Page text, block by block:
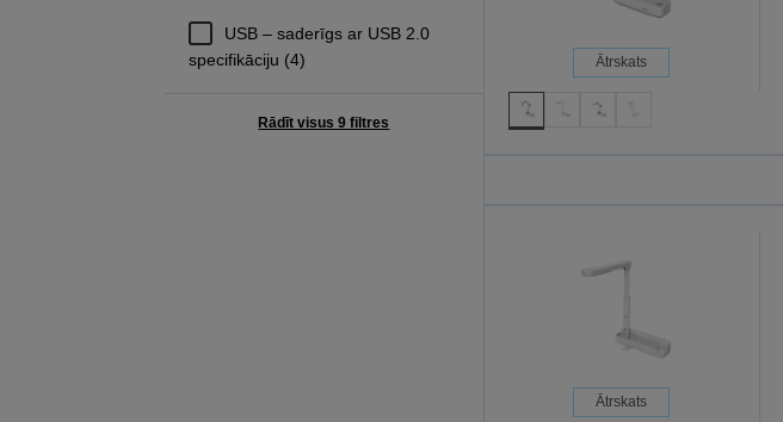
USB – saderīgs ar USB 2.0
specifikāciju (4)
Rādīt visus 9 filtres
Ātrskats
Ātrskats